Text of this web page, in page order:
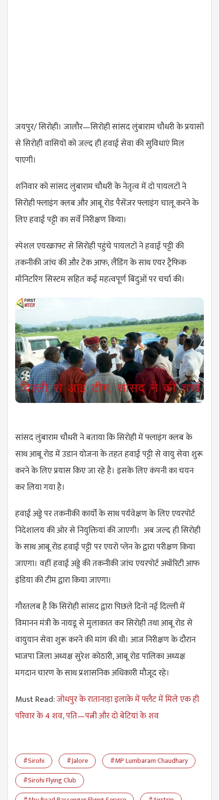
जयपुर/ सिरोही। जालौर—सिरोही सांसद लुंबाराम चौधरी के प्रयासों
से सिरोही वासियों को जल्द ही हवाई सेवा की सुविधाएं मिल
पाएगी।
शनिवार को सांसद लुंबाराम चौधरी के नेतृत्व में दो पायलटों ने
सिरोही फ्लाइंग क्लब और आबू रोड पैसेंजर फ्लाइंग चालू करने के
लिए हवाई पट्टी का सर्वे निरीक्षण किया।
स्पेशल एयरक्राफ्ट से सिरोही पहुंचे पायलटों ने हवाई पट्टी की
तकनीकी जांच की और टेक आफ, लैंडिंग के साथ एयर ट्रैफिक
मॉनिटरिंग सिस्टम सहित कई महत्वपूर्ण बिंदुओं पर चर्चा की।
सांसद लुंबाराम चौधरी ने बताया कि सिरोही में फ्लाइंग क्लब के
साथ आबू रोड में उडान योजना के तहत हवाई पट्टी से वायु सेवा शुरू
करने के लिए प्रयास किए जा रहे है। इसके लिए कंपनी का चयन
कर लिया गया है।
हवाई अड्डे पर तकनीकी कार्यों के साथ पर्यवेक्षण के लिए एयरपोर्ट
निदेशालय की ओर से नियुक्तियां की जाएगी। अब जल्द ही सिरोही
के साथ आबू रोड हवाई पट्टी पर एयरो प्लेन के द्वारा परीक्षण किया
जाएगा। वहीं हवाई अड्डे की तकनीकी जांच एयरपोर्ट अथॉरिटी आफ
इंडिया की टीम द्वारा किया जाएगा।
गौरतलब है कि सिरोही सांसद द्वारा पिछले दिनों नई दिल्ली में
विमानन मंत्री के नायडू से ​मुलाकात कर​ सिरोही तथा आबू रोड से
वायुयान सेवा शुरू करने की मांग की थी। आज निरीक्षण के दौरान
भाजपा जिला अध्यक्ष सुरेश कोठारी, आबू रोड पालिका अध्यक्ष
मगदान चारण के साथ प्रशासनिक अधिकारी मौजूद रहे।
Must Read:जोधपुर के रातानाड़ा इलाके में फ्लैट में मिले एक ही
परिवार के 4 शव, ​पति—पत्नी और दो बेटियां के शव
#Sirohi #Jalore
#MP Lumbaram Chaudhary
#Sirohi Flying Club